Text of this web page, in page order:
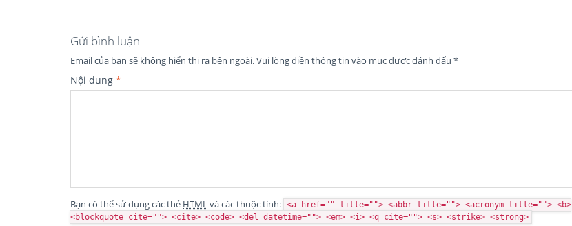
Gửi bình luận
Email của bạn sẽ không hiển thị ra bên ngoài.Vui lòng điền thông tin vào mục được đánh dấu *
Nội dung *
Bạn có thể sử dụng các thẻ HTMLvà các thuộc tính: <a href="" title=""> <abbr title=""> <acronym title=""> <b>
<blockquote cite=""> <cite> <code> <del datetime=""> <em> <i> <q cite=""> <s> <strike> <strong>